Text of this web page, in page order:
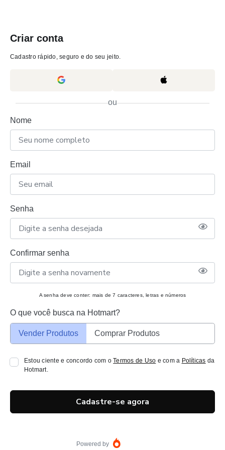
Criar conta
Cadastro rápido, seguro e do seu jeito.
ou
Nome
Email
Senha
Confirmar senha
A senha deve conter: mais de 7 caracteres, letras e números
O que você busca na Hotmart?
Vender Produtos Comprar Produtos
Estou ciente e concordo com oTermos de Uso e com a Políticas da
Hotmart.
Cadastre-se agora
Powered by